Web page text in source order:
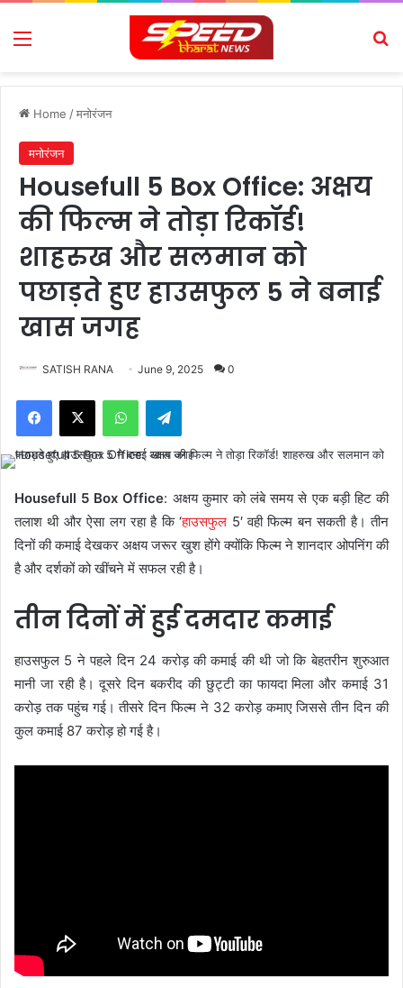
Menu
Home /मनोरंजन
मनोरंजन
Housefull 5 Box Office: अक्षय
की फिल्म ने तोड़ा रिकॉर्ड!
शाहरुख और सलमान को
पछाड़ते हुए हाउसफुल 5 ने बनाई
खास जगह
SATISH RANA June 9, 2025 0
Facebook
X WhatsAppTelegram
Housefull 5 Box Office: अक्षय कुमार को लंबे समय से एक बड़ी हिट की
तलाश थी और ऐसा लग रहा है कि ‘हाउसफुल 5′ वही फिल्म बन सकती है। तीन
दिनों की कमाई देखकर अक्षय जरूर खुश होंगे क्योंकि फिल्म ने शानदार ओपनिंग की
है और दर्शकों को खींचने में सफल रही है।
तीन दिनों में हुई दमदार कमाई
हाउसफुल 5 ने पहले दिन 24 करोड़ की कमाई की थी जो कि बेहतरीन शुरुआत
मानी जा रही है। दूसरे दिन बकरीद की छुट्टी का फायदा मिला और कमाई 31
करोड़ तक पहुंच गई। तीसरे दिन फिल्म ने 32 करोड़ कमाए जिससे तीन दिन की
कुल कमाई 87 करोड़ हो गई है।